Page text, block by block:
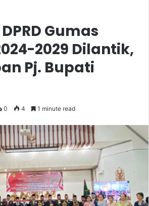
Gumas
2029 Dilantik,
Pj. Bupati
0 4 1 minute read